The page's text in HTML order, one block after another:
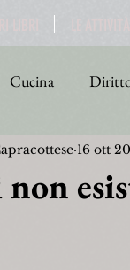
Cucina
16 ott